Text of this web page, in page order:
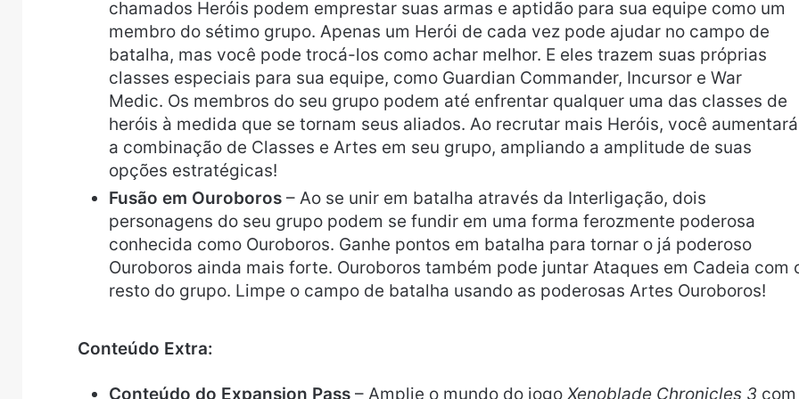
chamados Heróis podem emprestar suas armas e aptidão para sua equipe como um
membro do sétimo grupo. Apenas um Herói de cada vez pode ajudar no campo de
batalha, mas você pode trocá-los como achar melhor. E eles trazem suas próprias
classes especiais para sua equipe, como Guardian Commander, Incursor e War
Medic. Os membros do seu grupo podem até enfrentar qualquer uma das classes de
heróis à medida que se tornam seus aliados. Ao recrutar mais Heróis, você aumentará
a combinação de Classes e Artes em seu grupo, ampliando a amplitude de suas
opções estratégicas!
Fusão em Ouroboros – Ao se unir em batalha através da Interligação, dois
personagens do seu grupo podem se fundir em uma forma ferozmente poderosa
conhecida como Ouroboros. Ganhe pontos em batalha para tornar o já poderoso
Ouroboros ainda mais forte. Ouroboros também pode juntar Ataques em Cadeia com
resto do grupo. Limpe o campo de batalha usando as poderosas Artes Ouroboros!
Conteúdo Extra:
Conteúdo do Expansion Pass – Amplie o mundo do jogo Xenoblade Chronicles 3 com